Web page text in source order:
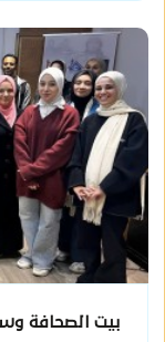
بيت الصحافة